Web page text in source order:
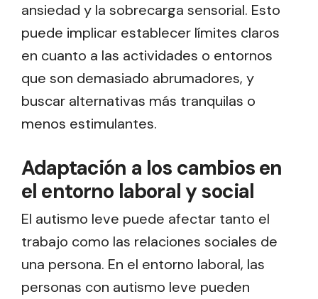
ansiedad y la sobrecarga sensorial. Esto
puede implicar establecer límites claros
en cuanto a las actividades o entornos
que son demasiado abrumadores, y
buscar alternativas más tranquilas o
menos estimulantes.
Adaptación a los cambios en
el entorno laboral y social
El autismo leve puede afectar tanto el
trabajo como las relaciones sociales de
una persona. En el entorno laboral, las
personas con autismo leve pueden